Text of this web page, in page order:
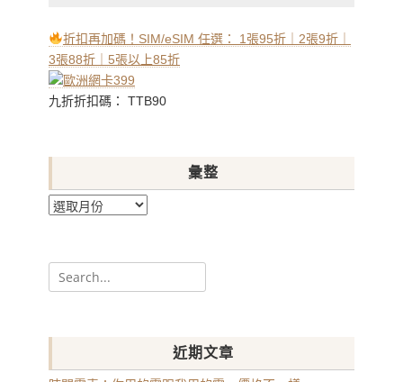
折扣再加碼！SIM/eSIM 任選： 1張95折｜2張9折｜
3張88折｜5張以上85折
九折折扣碼： TTB90
彙整
彙
Search
for:
近期文章